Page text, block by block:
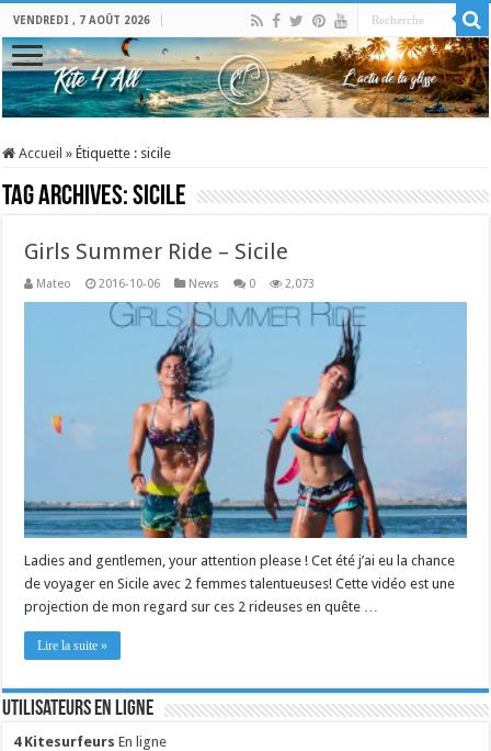
VENDREDI , 7 AOÛT 2026
Accueil » Étiquette : sicile
Tag Archives:sicile
Girls Summer Ride – Sicile
Mateo 2016-10-06 News 0 2,073
Ladies and gentlemen, your attention please ! Cet été j’ai eu la chance
de voyager en Sicile avec 2 femmes talentueuses! Cette vidéo est une
projection de mon regard sur ces 2 rideuses en quête …
Lire la suite »
Utilisateurs en ligne
4 Kitesurfeurs En ligne